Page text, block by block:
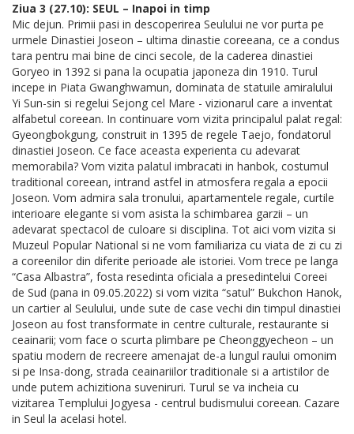
Ziua 3 (27.10): SEUL – Inapoi in timp
Mic dejun. Primii pasi in descoperirea Seulului ne vor purta pe
urmele Dinastiei Joseon – ultima dinastie coreeana, ce a condus
tara pentru mai bine de cinci secole, de la caderea dinastiei
Goryeo in 1392 si pana la ocupatia japoneza din 1910. Turul
incepe in Piata Gwanghwamun, dominata de statuile amiralului
Yi Sun-sin si regelui Sejong cel Mare - vizionarul care a inventat
alfabetul coreean. In continuare vom vizita principalul palat regal:
Gyeongbokgung, construit in 1395 de regele Taejo, fondatorul
dinastiei Joseon. Ce face aceasta experienta cu adevarat
memorabila? Vom vizita palatul imbracati in hanbok, costumul
traditional coreean, intrand astfel in atmosfera regala a epocii
Joseon. Vom admira sala tronului, apartamentele regale, curtile
interioare elegante si vom asista la schimbarea garzii – un
adevarat spectacol de culoare si disciplina. Tot aici vom vizita si
Muzeul Popular National si ne vom familiariza cu viata de zi cu zi
a coreenilor din diferite perioade ale istoriei. Vom trece pe langa
“Casa Albastra”, fosta resedinta oficiala a presedintelui Coreei
de Sud (pana in 09.05.2022) si vom vizita “satul” Bukchon Hanok,
un cartier al Seulului, unde sute de case vechi din timpul dinastiei
Joseon au fost transformate in centre culturale, restaurante si
ceainarii; vom face o scurta plimbare pe Cheonggyecheon – un
spatiu modern de recreere amenajat de-a lungul raului omonim
si pe Insa-dong, strada ceainariilor traditionale si a artistilor de
unde putem achizitiona suveniruri. Turul se va incheia cu
vizitarea Templului Jogyesa - centrul budismului coreean. Cazare
in Seul la acelasi hotel.